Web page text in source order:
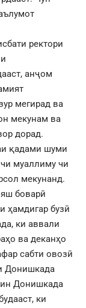
ректори
анҷом
мегирад ва
мекунам ва
дорад.
қадами шуми
муаллиму чи
мекунанд.
боварӣ
ҳамдигар бузӣ
ки аввали
ва деканҳо
сабти овозӣ
Донишкада
Донишкада
ки